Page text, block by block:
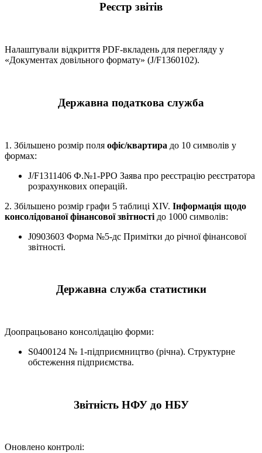
Реєстр звітів
Налаштували відкриття PDF-вкладень для перегляду у
«Документах довільного формату» (J/F1360102).
Державна податкова служба
1. Збільшено розмір поля офіс/квартира до 10 символів у
формах:
J/F1311406 Ф.№1-РРО Заява про реєстрацію реєстратора
розрахункових операцій.
2. Збільшено розмір графи 5 таблиці XIV. Інформація щодо
консолідованої фінансової звітності до 1000 символів:
J0903603 Форма №5-дс Примітки до річної фінансової
звітності.
Державна служба статистики
Доопрацьовано консолідацію форми:
S0400124 № 1-підприємництво (річна). Структурне
обстеження підприємства.
Звітність НФУ до НБУ
Оновлено контролі: